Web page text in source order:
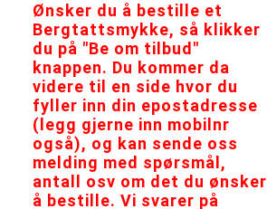
Ønsker du å bestille et
Bergtattsmykke, så klikker
du på "Be om tilbud"
knappen. Du kommer da
videre til en side hvor du
fyller inn din epostadresse
(legg gjerne inn mobilnr
også), og kan sende oss
melding med spørsmål,
antall osv om det du ønsker
å bestille. Vi svarer på